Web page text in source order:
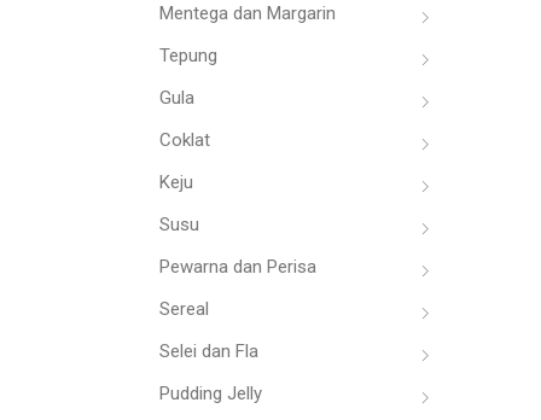
Mentega dan Margarin
Tepung
Gula
Coklat
Keju
Susu
Pewarna dan Perisa
Sereal
Selei dan Fla
Pudding Jelly